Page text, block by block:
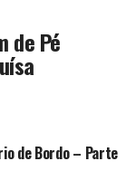
de Pé
de Bordo – Parte